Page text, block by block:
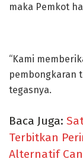
maka Pemkot
“Kami
pembongkaran
tegasnya.
Baca Juga:
Terbitkan
Alternatif